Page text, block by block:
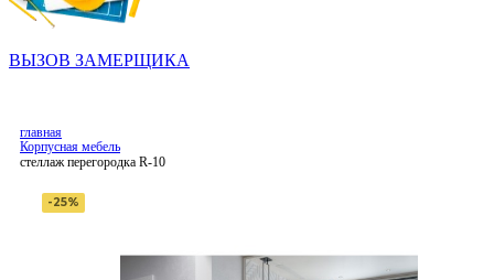
ВЫЗОВ ЗАМЕРЩИКА
главная
Корпусная мебель
стеллаж перегородка R-10
-25%